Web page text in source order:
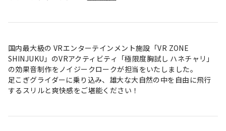
国内最大級の VRエンターテインメント施設「VR ZONE
SHINJUKU」のVRアクティビティ「極限度胸試し ハネチャリ」
の効果音制作をノイジークロークが担当をいたしました。
足こぎグライダーに乗り込み、雄大な大自然の中を自由に飛行
するスリルと爽快感をご堪能ください！